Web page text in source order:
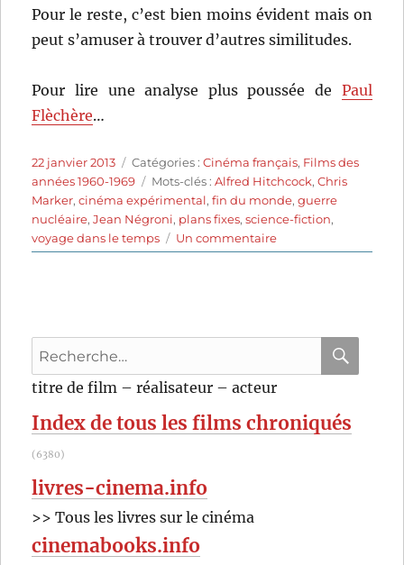
Pour le reste, c’est bien moins évident mais on
peut s’amuser à trouver d’autres similitudes.
Pour lire une analyse plus poussée de Paul
Flèchère…
Publié
le
22 janvier 2013 Catégories
Catégories :Cinéma français, Films des
années 1960-1969
Étiquettes
Mots-clés :Alfred Hitchcock,Chris
Marker,cinéma expérimental,fin du monde,guerre
nucléaire,Jean Négroni, plans fixes,science-fiction,
voyage dans le temps
Un commentairesur
La
Recherche
pour
titre de film – réalisateur – acteur
Index de tous les films chroniqués
(6380)
livres-cinema.info
>> Tous les livres sur le cinéma
cinemabooks.info